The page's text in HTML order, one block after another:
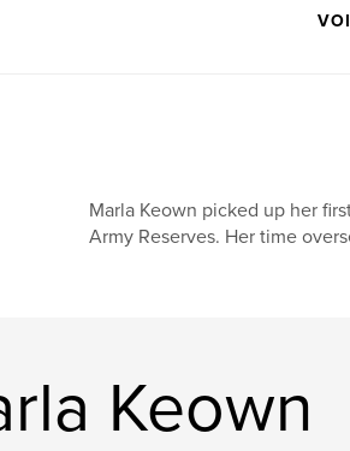
Marla Keown picked up her
Army Reserves. Her time
Keown